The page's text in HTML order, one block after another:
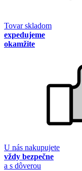
Tovar skladom
expedujeme
okamžite
U nás nakupujete
vždy bezpečne
a s dôverou